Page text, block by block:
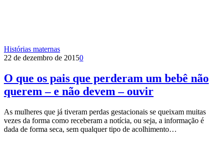
Histórias maternas
22 de dezembro de 20150
O que os pais que perderam um bebê não
querem – e não devem – ouvir
As mulheres que já tiveram perdas gestacionais se queixam muitas
vezes da forma como receberam a notícia, ou seja, a informação é
dada de forma seca, sem qualquer tipo de acolhimento…